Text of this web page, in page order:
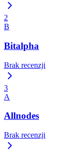
2
B
Bitalpha
Brak recenzji
3
A
Allnodes
Brak recenzji